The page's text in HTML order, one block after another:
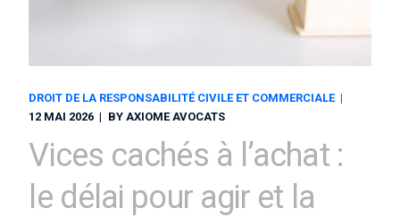
DROIT DE LA RESPONSABILITÉ CIVILE ET COMMERCIALE
12 MAI 2026
BY AXIOME AVOCATS
Vices cachés à l’achat :
le délai pour agir et la